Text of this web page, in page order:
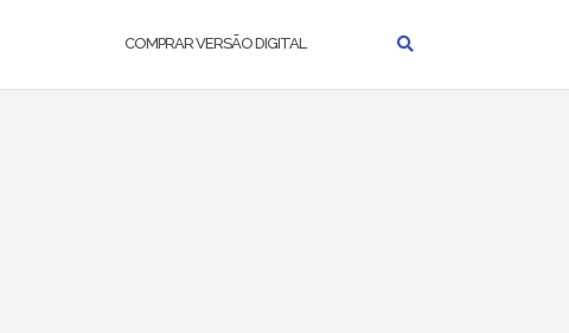
COMPRAR VERSÃO DIGITAL